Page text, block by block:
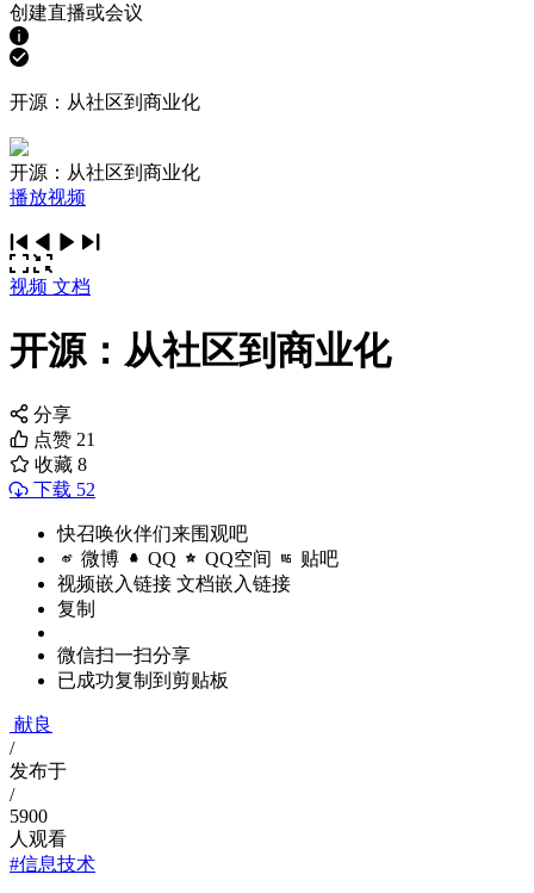
创建直播或会议
开源：从社区到商业化
开源：从社区到商业化
播放视频
视频 文档
开源：从社区到商业化
分享
点赞 21
收藏 8
下载 52
快召唤伙伴们来围观吧
微博 QQ QQ空间 贴吧
视频嵌入链接 文档嵌入链接
复制
微信扫一扫分享
已成功复制到剪贴板
献良
/
发布于
/
5900
人观看
#信息技术